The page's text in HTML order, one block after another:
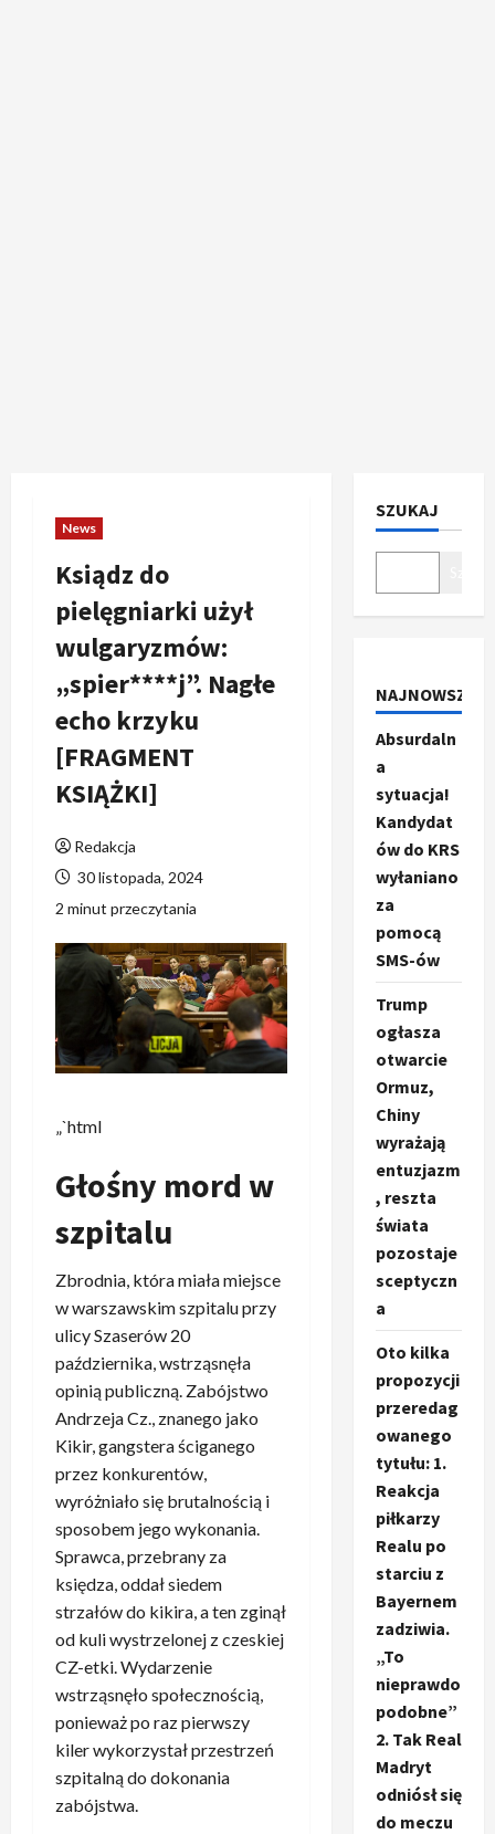
News
Ksiądz do
pielęgniarki użył
wulgaryzmów:
„spier****j”. Nagłe
echo krzyku
[FRAGMENT
KSIĄŻKI]
Redakcja
30 listopada, 2024
2 minut przeczytania
„`html
Głośny mord w
szpitalu
Zbrodnia, która miała miejsce
w warszawskim szpitalu przy
ulicy Szaserów 20
października, wstrząsnęła
opinią publiczną. Zabójstwo
Andrzeja Cz., znanego jako
Kikir, gangstera ściganego
przez konkurentów,
wyróżniało się brutalnością i
sposobem jego wykonania.
Sprawca, przebrany za
księdza, oddał siedem
strzałów do kikira, a ten zginął
od kuli wystrzelonej z czeskiej
CZ-etki. Wydarzenie
wstrząsnęło społecznością,
ponieważ po raz pierwszy
kiler wykorzystał przestrzeń
szpitalną do dokonania
zabójstwa.
SZUKAJ
NAJNOWSZE
Absurdaln
a
sytuacja!
Kandydat
ów do KRS
wyłaniano
za
pomocą
SMS-ów
Trump
ogłasza
otwarcie
Ormuz,
Chiny
wyrażają
entuzjazm
, reszta
świata
pozostaje
sceptyczn
a
Oto kilka
propozycji
przeredag
owanego
tytułu: 1.
Reakcja
piłkarzy
Realu po
starciu z
Bayernem
zadziwia.
„To
nieprawdo
podobne”
2. Tak Real
Madryt
odniósł się
do meczu